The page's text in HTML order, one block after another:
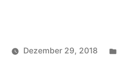
Dezember 29, 2018